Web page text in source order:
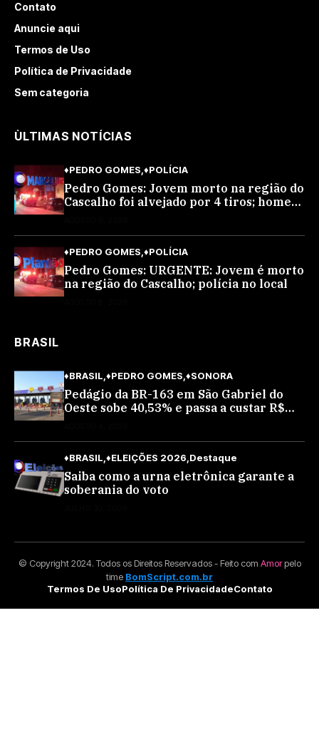
Contato
Anuncie aqui
Termos de Uso
Política de Privacidade
Sem categoria
ÙLTIMAS NOTÍCIAS
♦PEDRO GOMES ♦POLÍCIA
Pedro Gomes: Jovem morto na região do
Cascalho foi alvejado por 4 tiros; homem
♦PEDRO GOMES ♦POLÍCIA
Pedro Gomes: URGENTE: Jovem é morto
na região do Cascalho; polícia no local
BRASIL
♦BRASIL ♦PEDRO GOMES ♦SONORA
Pedágio da BR-163 em São Gabriel do
Oeste sobe 40,53% e passa a custar R$
♦BRASIL ♦ELEIÇÕES 2026 Destaque
Saiba como a urna eletrônica garante a
soberania do voto
© Copyright 2024. Todos os Direitos Reservados - Feito com Amorpelo
time BomScript.com.br
Termos De UsoPolítica De PrivacidadeContato